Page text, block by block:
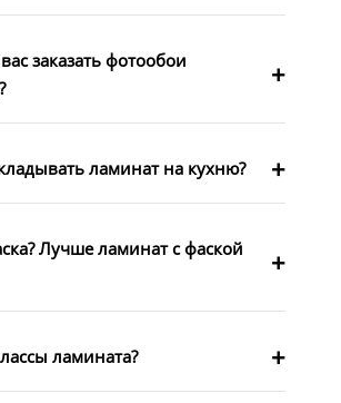
заказать фотообои
ламинат на кухню?
Лучше ламинат с фаской
ламината?